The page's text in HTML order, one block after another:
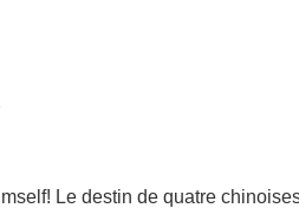
Le destin de quatre